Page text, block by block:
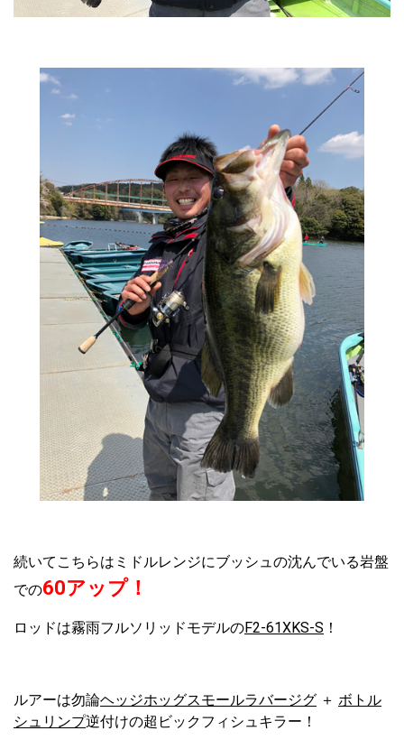
続いてこちらはミドルレンジにブッシュの沈んでいる岩盤
での60アップ！
ロッドは霧雨フルソリッドモデルのF2-61XKS-S ！
ルアーは勿論ヘッジホッグスモールラバージグ ＋ ボトル
シュリンプ逆付けの超ビックフィシュキラー！